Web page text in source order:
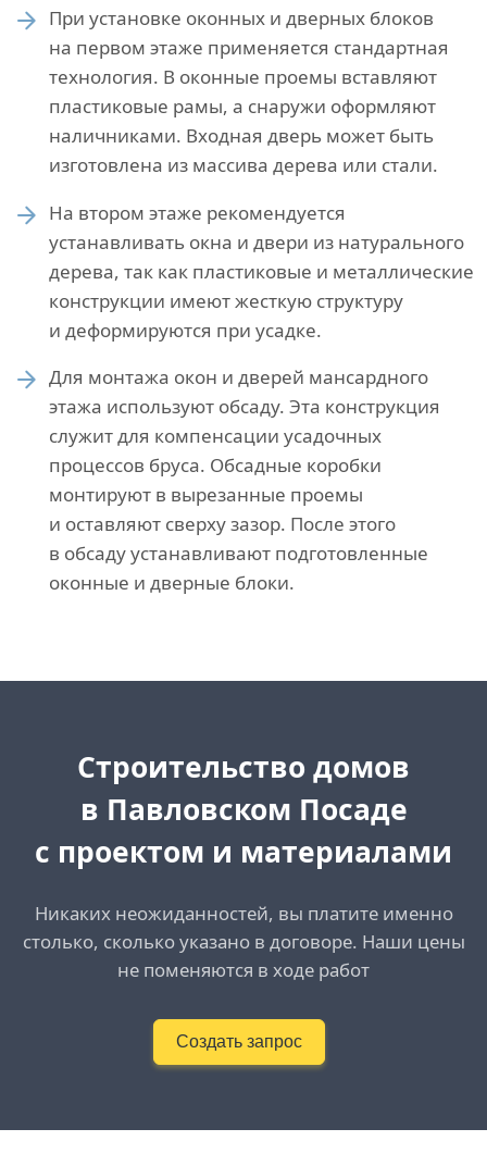
При установке оконных и дверных блоков
на первом этаже применяется стандартная
технология. В оконные проемы вставляют
пластиковые рамы, а снаружи оформляют
наличниками. Входная дверь может быть
изготовлена из массива дерева или стали.
На втором этаже рекомендуется
устанавливать окна и двери из натурального
дерева, так как пластиковые и металлические
конструкции имеют жесткую структуру
и деформируются при усадке.
Для монтажа окон и дверей мансардного
этажа используют обсаду. Эта конструкция
служит для компенсации усадочных
процессов бруса. Обсадные коробки
монтируют в вырезанные проемы
и оставляют сверху зазор. После этого
в обсаду устанавливают подготовленные
оконные и дверные блоки.
Cтроительство домов
в Павловском Посаде
с проектом и материалами
Никаких неожиданностей, вы платите именно
столько, сколько указано в договоре. Наши цены
не поменяются в ходе работ
Создать запрос